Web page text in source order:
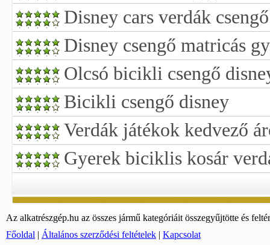
Disney cars verdák
Disney csengő matricás
Olcsó bicikli csengő
Bicikli csengő disney
Verdák játékok kedvező
Gyerek biciklis kosár
Az alkatrészgép.hu az összes jármű kategóriáit összegyűjtötte és
Főoldal | Általános szerződési feltételek | Kapcsolat